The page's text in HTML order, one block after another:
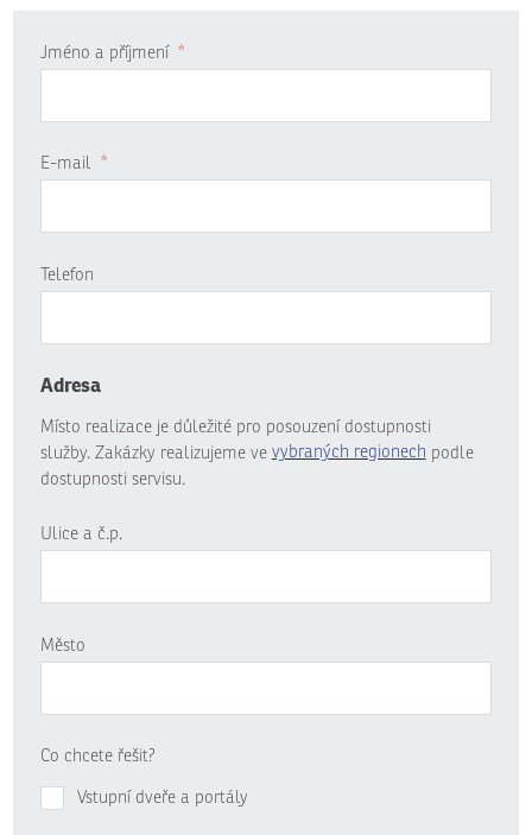
Jméno a příjmení *
E-mail *
Telefon
Adresa
Místo realizace je důležité pro posouzení dostupnosti
služby. Zakázky realizujeme ve vybraných regionech podle
dostupnosti servisu.
Ulice a č.p.
Město
Co chcete řešit?
Vstupní dveře a portály